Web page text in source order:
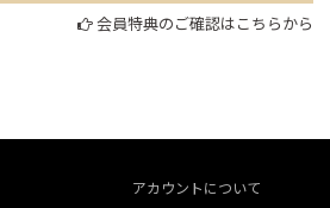
会員特典のご確認はこちらから
アカウントについて